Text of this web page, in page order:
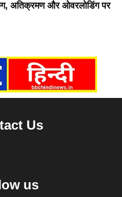
अतिक्रमण और ओवरलोडिंग पर
Us
us